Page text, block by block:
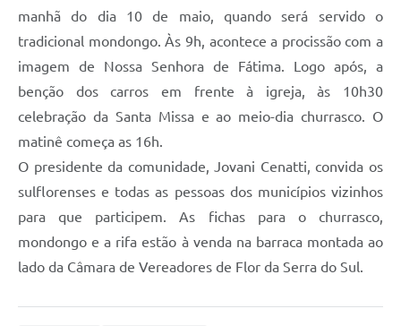
manhã do dia 10 de maio, quando será servido o
tradicional mondongo. Às 9h, acontece a procissão com a
imagem de Nossa Senhora de Fátima. Logo após, a
benção dos carros em frente à igreja, às 10h30
celebração da Santa Missa e ao meio-dia churrasco. O
matinê começa as 16h.
O presidente da comunidade, Jovani Cenatti, convida os
sulflorenses e todas as pessoas dos municípios vizinhos
para que participem. As fichas para o churrasco,
mondongo e a rifa estão à venda na barraca montada ao
lado da Câmara de Vereadores de Flor da Serra do Sul.